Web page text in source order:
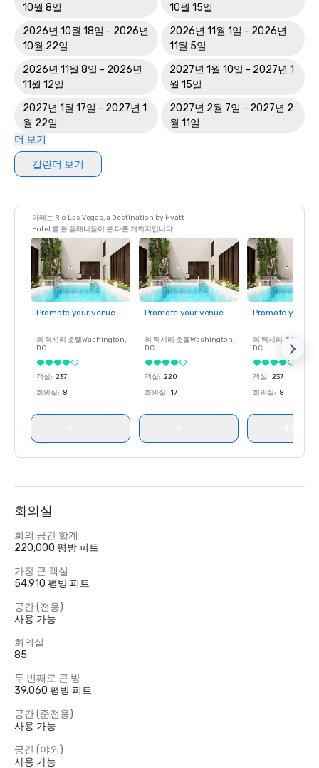
10월 8일
10월 15일
2026년 10월 18일 - 2026년
10월 22일
2026년 11월 1일 - 2026년
11월 5일
2026년 11월 8일 - 2026년
11월 12일
2027년 1월 10일 - 2027년 1
월 15일
2027년 1월 17일 - 2027년 1
월 22일
2027년 2월 7일 - 2027년 2
월 11일
더 보기
캘린더 보기
아래는 Rio Las Vegas, a Destination by Hyatt
Hotel 를 본 플래너들이 본 다른 개최지입니다
Promote your venue
의 럭셔리 호텔Washington,
DC
객실: 237
회의실: 8
Promote your venue
의 럭셔리 호텔Washington,
DC
객실: 220
회의실: 17
Promote your
의 럭셔리 호텔
DC
객실: 237
회의실: 8
회의실
회의 공간 합계
220,000 평방 피트
가장 큰 객실
54,910 평방 피트
공간 (전용)
사용 가능
회의실
85
두 번째로 큰 방
39,060 평방 피트
공간 (준전용)
사용 가능
공간 (야외)
사용 가능